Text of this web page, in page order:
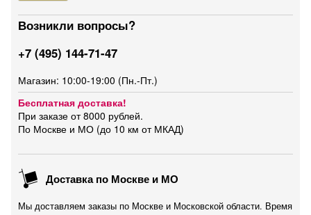
Возникли вопросы?
+7 (495) 144-71-47
Магазин: 10:00-19:00 (Пн.-Пт.)
Бесплатная доставка!
При заказе от 8000 рублей.
По Москве и МО (до 10 км от МКАД)
Доставка по Москве и МО
Мы доставляем заказы по Москве и Московской области. Время